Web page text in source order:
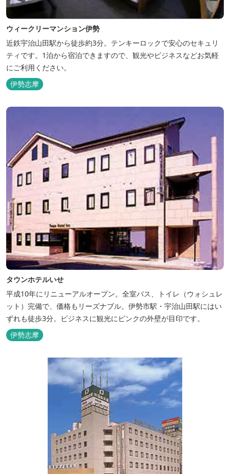
ウィークリーマンション伊勢
近鉄宇治山田駅から徒歩約3分。テンキーロックで安心のセキュリ
ティです。1泊から宿泊できますので、観光やビジネスなどお気軽
にご利用ください。
伊勢志摩
タウンホテルいせ
平成10年にリニューアルオープン。全室バス、トイレ（ウォシュレ
ット）完備で、価格もリーズナブル。伊勢市駅・宇治山田駅にはい
ずれも徒歩3分。ビジネスに観光にピンクの外壁が目印です。
伊勢志摩